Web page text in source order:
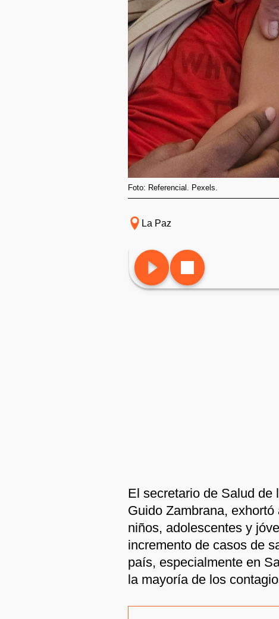
Foto: Referencial. Pexels.
La Paz
El secretario de Salud de
Guido Zambrana,
niños, adolescentes y
incremento de casos de
país, especialmente en
la mayoría de los